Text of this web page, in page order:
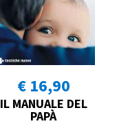
€ 16,90
IL MANUALE DEL
PAPÀ